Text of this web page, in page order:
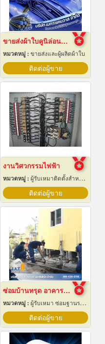
ขายส่งผ้าใบคูนิล่อนยกม้วนราคาส่ง
หมวดหมู่ : ขายส่งและผู้ผลิตผ้าใบ
ติดต่อผู้ขาย
งานวิศวกรรมไฟฟ้า
หมวดหมู่ : ผู้รับเหมาติดตั้งสำหรับบ้านและโรงงานไฟฟ้า
ติดต่อผู้ขาย
ซ่อมบ้านทรุด อาคารทรุด
หมวดหมู่ : ผู้รับเหมา ซ่อมฐานรากและโครงสร้างก่อสร้าง
ติดต่อผู้ขาย